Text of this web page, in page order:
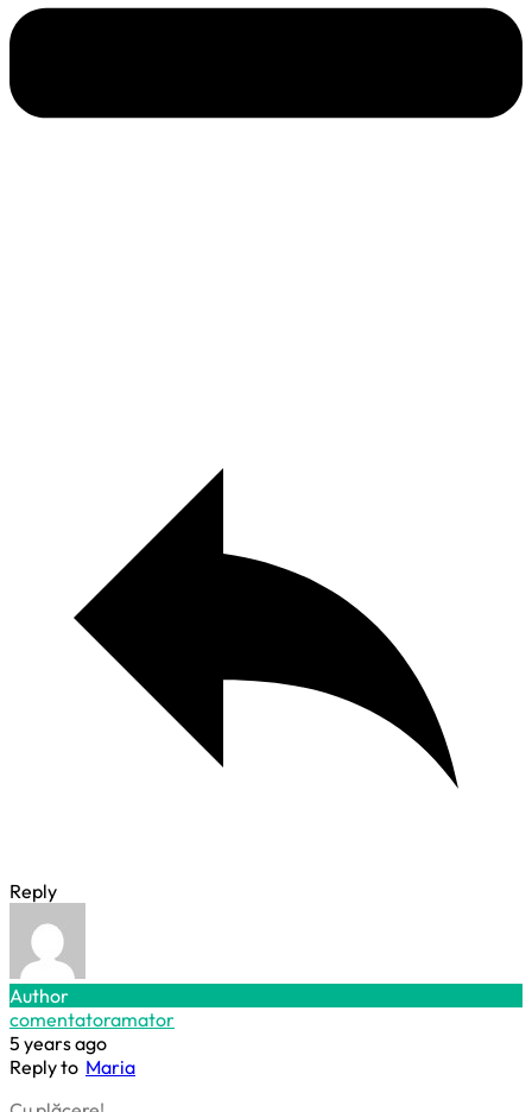
Reply
Author
comentatoramator
5 years ago
Reply to Maria